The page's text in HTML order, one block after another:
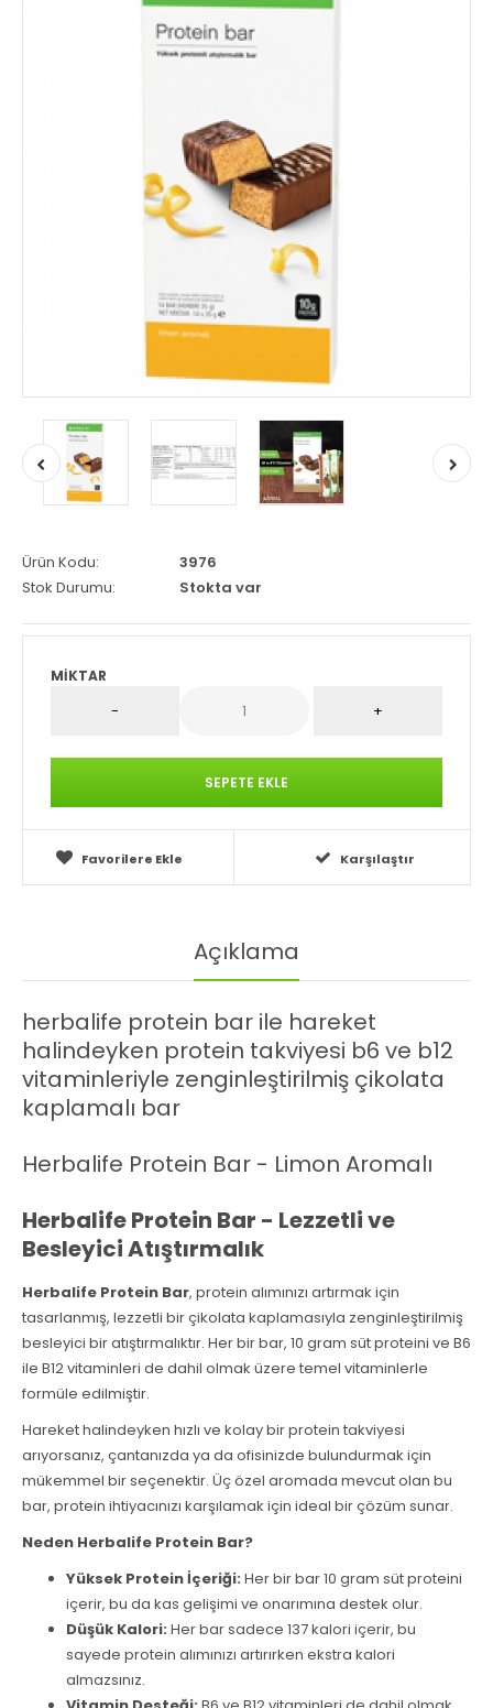
Ürün Kodu:
3976
Stok Durumu:
Stokta var
MIKTAR
Favorilere Ekle Karşılaştır
Açıklama
herbalife protein bar ile hareket
halindeyken protein takviyesi b6 ve b12
vitaminleriyle zenginleştirilmiş çikolata
kaplamalı bar
Herbalife Protein Bar - Limon Aromalı
Herbalife Protein Bar - Lezzetli ve
Besleyici Atıştırmalık
Herbalife Protein Bar, protein alımınızı artırmak için
tasarlanmış, lezzetli bir çikolata kaplamasıyla zenginleştirilmiş
besleyici bir atıştırmalıktır. Her bir bar, 10 gram süt proteini ve B6
ile B12 vitaminleri de dahil olmak üzere temel vitaminlerle
formüle edilmiştir.
Hareket halindeyken hızlı ve kolay bir protein takviyesi
arıyorsanız, çantanızda ya da ofisinizde bulundurmak için
mükemmel bir seçenektir. Üç özel aromada mevcut olan bu
bar, protein ihtiyacınızı karşılamak için ideal bir çözüm sunar.
Neden Herbalife Protein Bar?
Yüksek Protein İçeriği: Her bir bar 10 gram süt proteini
içerir, bu da kas gelişimi ve onarımına destek olur.
Düşük Kalori: Her bar sadece 137 kalori içerir, bu
sayede protein alımınızı artırırken ekstra kalori
almazsınız.